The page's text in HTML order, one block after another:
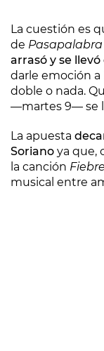
La cuestión es
de Pasapalabra
arrasó y se
darle emoción a
doble o nada.
—martes 9— se
La apuesta
Soriano ya que,
la canción Fiebre
musical entre